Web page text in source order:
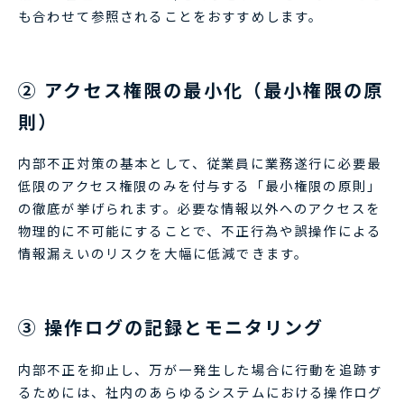
も合わせて参照されることをおすすめします。
② アクセス権限の最小化（最小権限の原
則）
内部不正対策の基本として、従業員に業務遂行に必要最
低限のアクセス権限のみを付与する「最小権限の原則」
の徹底が挙げられます。必要な情報以外へのアクセスを
物理的に不可能にすることで、不正行為や誤操作による
情報漏えいのリスクを大幅に低減できます。
③ 操作ログの記録とモニタリング
内部不正を抑止し、万が一発生した場合に行動を追跡す
るためには、社内のあらゆるシステムにおける操作ログ